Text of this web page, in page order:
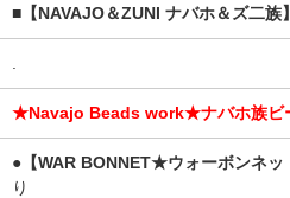
■【NAVAJO＆ZUNI ナバホ＆ズ二族
★Navajo Beads work★ナバホ族ビ
●【WAR BONNET★ウォーボンネッ
り